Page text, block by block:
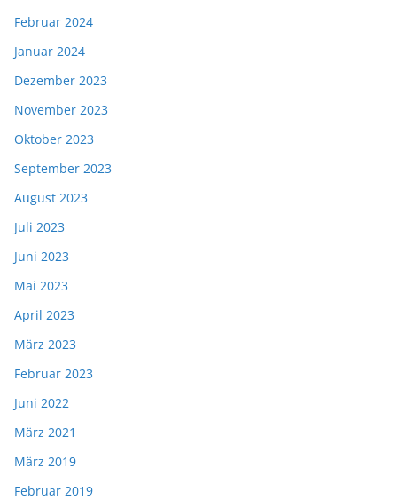
Februar 2024
Januar 2024
Dezember 2023
November 2023
Oktober 2023
September 2023
August 2023
Juli 2023
Juni 2023
Mai 2023
April 2023
März 2023
Februar 2023
Juni 2022
März 2021
März 2019
Februar 2019